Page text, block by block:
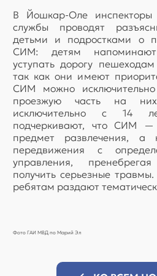
В Йошкар-Оле инспекторы
службы проводят
детьми и подростками о
СИМ: детям
уступать дорогу
так как они имеют
СИМ можно
проезжую часть на
исключительно с 14
подчеркивают, что СИМ
предмет развлечения, а
передвижения с
управления,
получить серьезные
ребятам раздают
Фото ГАИ МВД по Марий Эл